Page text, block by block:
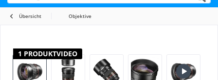
Übersicht Objektive
1 PRODUKTVIDEO